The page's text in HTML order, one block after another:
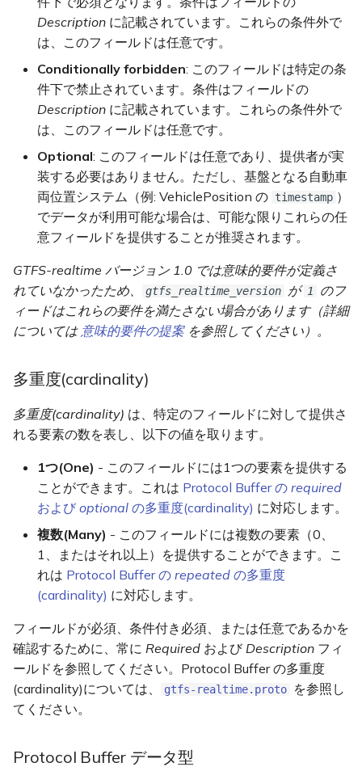
enum
ScheduleRelationship
message
StopTimeProperties
enum DropOffPickupType
message TripProperties
message VehiclePosition
enum CongestionLevel
enum OccupancyStatus
message CarriageDetails
message Alert
enum Effect
enum SeverityLevel
message TimeRange
message TripDescriptor
enum
ScheduleRelationship
message
Description に記載されています。これらの条件外で
は、このフィールドは任意です。
Conditionally forbidden: このフィールドは特定の条
件下で禁止されています。条件はフィールドの
Description に記載されています。これらの条件外で
は、このフィールドは任意です。
Optional: このフィールドは任意であり、提供者が実
装する必要はありません。ただし、基盤となる自動車
両位置システム（例: VehiclePosition の timestamp ）
でデータが利用可能な場合は、可能な限りこれらの任
意フィールドを提供することが推奨されます。
GTFS-realtime バージョン 1.0 では意味的要件が定義さ
れていなかったため、
gtfs_realtime_version が 1
のフ
ィードはこれらの要件を満たさない場合があります（詳細
については 意味的要件の提案を参照してください）。
多重度(cardinality)
多重度(cardinality) は、特定のフィールドに対して提供さ
れる要素の数を表し、以下の値を取ります。
1つ(One) - このフィールドには1つの要素を提供する
ことができます。これは Protocol Buffer の required
および optional の多重度(cardinality) に対応します。
複数(Many) - このフィールドには複数の要素（0、
1、またはそれ以上）を提供することができます。こ
れは Protocol Buffer の repeated の多重度
(cardinality) に対応します。
フィールドが必須、条件付き必須、または任意であるかを
確認するために、常に Required およびDescription フィ
ールドを参照してください。Protocol Buffer の多重度
(cardinality)については、
gtfs-realtime.proto
を参照し
てください。
Protocol Buffer データ型